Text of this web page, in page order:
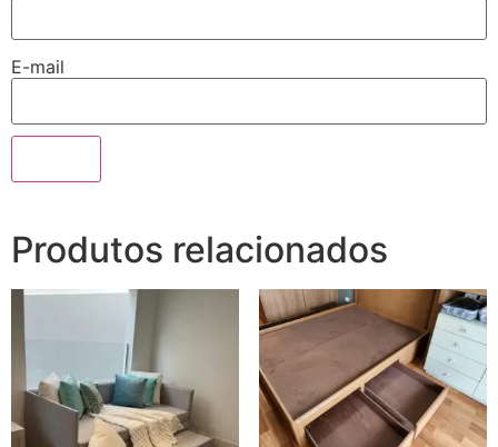
E-mail
Produtos relacionados